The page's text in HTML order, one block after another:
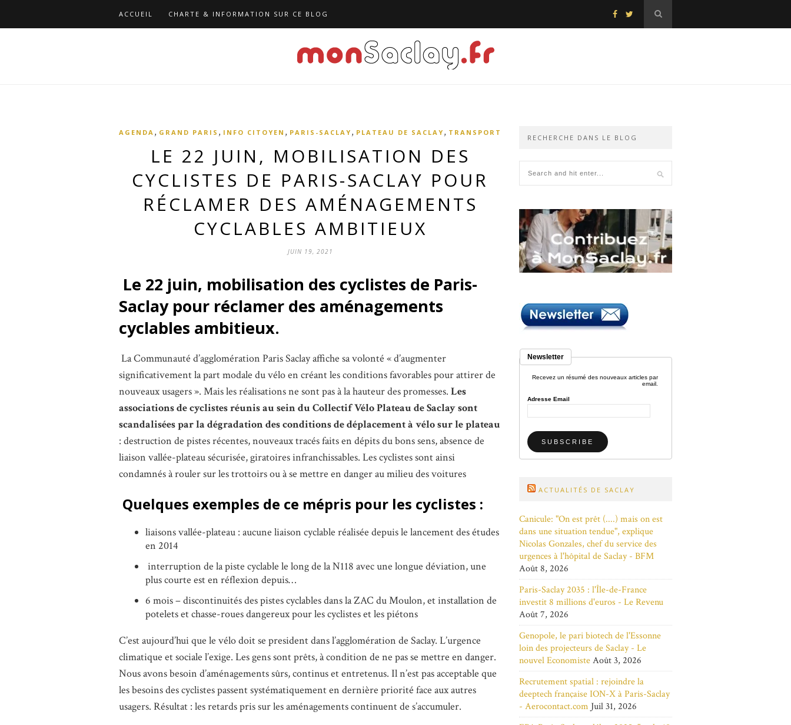
ACCUEIL CHARTE & INFORMATION SUR CE BLOG
AGENDA , GRAND PARIS , INFO CITOYEN , PARIS-SACLAY , PLATEAU DE SACLAY , TRANSPORT
LE 22 JUIN, MOBILISATION DES
CYCLISTES DE PARIS-SACLAY POUR
RÉCLAMER DES AMÉNAGEMENTS
CYCLABLES AMBITIEUX
JUIN 19, 2021
Le 22 juin, mobilisation des cyclistes de Paris-
Saclay pour réclamer des aménagements
cyclables ambitieux.
La Communauté d’agglomération Paris Saclay affiche sa volonté « d’augmenter
significativement la part modale du vélo en créant les conditions favorables pour attirer de
nouveaux usagers ». Mais les réalisations ne sont pas à la hauteur des promesses. Les
associations de cyclistes réunis au sein du Collectif Vélo Plateau de Saclay sont
scandalisées par la dégradation des conditions de déplacement à vélo sur le plateau
: destruction de pistes récentes, nouveaux tracés faits en dépits du bons sens, absence de
liaison vallée-plateau sécurisée, giratoires infranchissables. Les cyclistes sont ainsi
condamnés à rouler sur les trottoirs ou à se mettre en danger au milieu des voitures
Quelques exemples de ce mépris pour les cyclistes :
liaisons vallée-plateau : aucune liaison cyclable réalisée depuis le lancement des études
en 2014
interruption de la piste cyclable le long de la N118 avec une longue déviation, une
plus courte est en réflexion depuis…
6 mois – discontinuités des pistes cyclables dans la ZAC du Moulon, et installation de
potelets et chasse-roues dangereux pour les cyclistes et les piétons
C’est aujourd’hui que le vélo doit se president dans l’agglomération de Saclay. L’urgence
climatique et sociale l’exige. Les gens sont prêts, à condition de ne pas se mettre en danger.
Nous avons besoin d’aménagements sûrs, continus et entretenus. Il n’est pas acceptable que
les besoins des cyclistes passent systématiquement en dernière priorité face aux autres
usagers. Résultat : les retards pris sur les aménagements continuent de s’accumuler.
RECHERCHE DANS LE BLOG
Newsletter
Recevez un résumé des nouveaux articles par
email.
Adresse Email
ACTUALITÉS DE SACLAY
Canicule: "On est prêt (....) mais on est
dans une situation tendue", explique
Nicolas Gonzales, chef du service des
urgences à l'hôpital de Saclay - BFM
Août 8, 2026
Paris-Saclay 2035 : l'Île-de-France
investit 8 millions d'euros - Le Revenu
Août 7, 2026
Genopole, le pari biotech de l'Essonne
loin des projecteurs de Saclay - Le
nouvel EconomisteAoût 3, 2026
Recrutement spatial : rejoindre la
deeptech française ION-X à Paris-Saclay
- Aerocontact.com Juil 31, 2026